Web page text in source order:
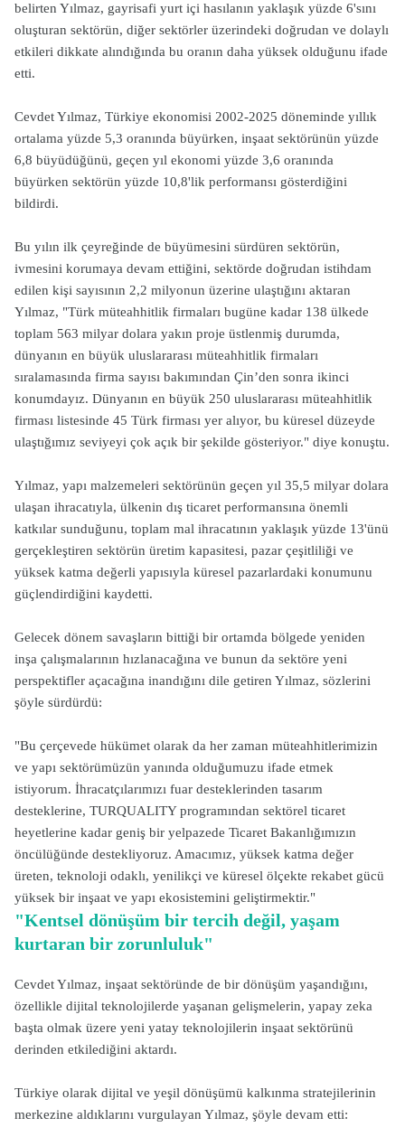
belirten Yılmaz, gayrisafi yurt içi hasılanın yaklaşık yüzde 6'sını
oluşturan sektörün, diğer sektörler üzerindeki doğrudan ve dolaylı
etkileri dikkate alındığında bu oranın daha yüksek olduğunu ifade
etti.
Cevdet Yılmaz, Türkiye ekonomisi 2002-2025 döneminde yıllık
ortalama yüzde 5,3 oranında büyürken, inşaat sektörünün yüzde
6,8 büyüdüğünü, geçen yıl ekonomi yüzde 3,6 oranında
büyürken sektörün yüzde 10,8'lik performansı gösterdiğini
bildirdi.
Bu yılın ilk çeyreğinde de büyümesini sürdüren sektörün,
ivmesini korumaya devam ettiğini, sektörde doğrudan istihdam
edilen kişi sayısının 2,2 milyonun üzerine ulaştığını aktaran
Yılmaz, "Türk müteahhitlik firmaları bugüne kadar 138 ülkede
toplam 563 milyar dolara yakın proje üstlenmiş durumda,
dünyanın en büyük uluslararası müteahhitlik firmaları
sıralamasında firma sayısı bakımından Çin’den sonra ikinci
konumdayız. Dünyanın en büyük 250 uluslararası müteahhitlik
firması listesinde 45 Türk firması yer alıyor, bu küresel düzeyde
ulaştığımız seviyeyi çok açık bir şekilde gösteriyor." diye konuştu.
Yılmaz, yapı malzemeleri sektörünün geçen yıl 35,5 milyar dolara
ulaşan ihracatıyla, ülkenin dış ticaret performansına önemli
katkılar sunduğunu, toplam mal ihracatının yaklaşık yüzde 13'ünü
gerçekleştiren sektörün üretim kapasitesi, pazar çeşitliliği ve
yüksek katma değerli yapısıyla küresel pazarlardaki konumunu
güçlendirdiğini kaydetti.
Gelecek dönem savaşların bittiği bir ortamda bölgede yeniden
inşa çalışmalarının hızlanacağına ve bunun da sektöre yeni
perspektifler açacağına inandığını dile getiren Yılmaz, sözlerini
şöyle sürdürdü:
"Bu çerçevede hükümet olarak da her zaman müteahhitlerimizin
ve yapı sektörümüzün yanında olduğumuzu ifade etmek
istiyorum. İhracatçılarımızı fuar desteklerinden tasarım
desteklerine, TURQUALITY programından sektörel ticaret
heyetlerine kadar geniş bir yelpazede Ticaret Bakanlığımızın
öncülüğünde destekliyoruz. Amacımız, yüksek katma değer
üreten, teknoloji odaklı, yenilikçi ve küresel ölçekte rekabet gücü
yüksek bir inşaat ve yapı ekosistemini geliştirmektir."
"Kentsel dönüşüm bir tercih değil, yaşam
kurtaran bir zorunluluk"
Cevdet Yılmaz, inşaat sektöründe de bir dönüşüm yaşandığını,
özellikle dijital teknolojilerde yaşanan gelişmelerin, yapay zeka
başta olmak üzere yeni yatay teknolojilerin inşaat sektörünü
derinden etkilediğini aktardı.
Türkiye olarak dijital ve yeşil dönüşümü kalkınma stratejilerinin
merkezine aldıklarını vurgulayan Yılmaz, şöyle devam etti: